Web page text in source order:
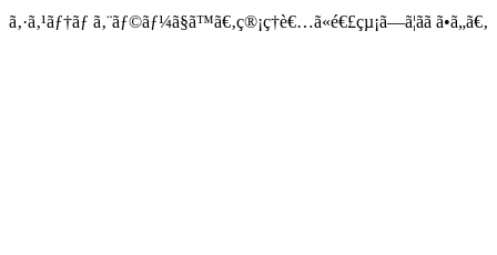
ã‚·ã‚¹ãƒ†ãƒ ã‚¨ãƒ©ãƒ¼ã§ã™ã€‚ç®¡ç†è€…ã«é€£çµ¡ã—ã¦ãã ã•ã„ã€‚